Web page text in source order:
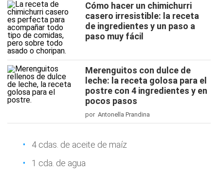
Cómo hacer un chimichurri
casero irresistible: la receta
de ingredientes y un paso a
paso muy fácil
Merenguitos con dulce de
leche: la receta golosa para el
postre con 4 ingredientes y en
pocos pasos
por Antonella Prandina
4 cdas. de aceite de maíz
1 cda. de agua